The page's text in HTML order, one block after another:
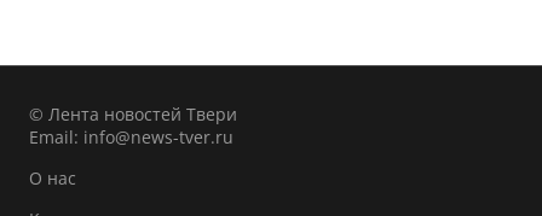
© Лента новостей Твери
Email: info@news-tver.ru
О нас